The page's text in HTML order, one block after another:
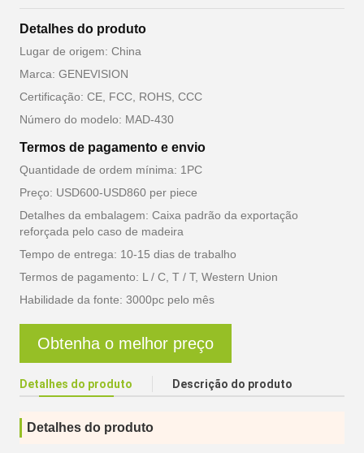
Detalhes do produto
Lugar de origem: China
Marca: GENEVISION
Certificação: CE, FCC, ROHS, CCC
Número do modelo: MAD-430
Termos de pagamento e envio
Quantidade de ordem mínima: 1PC
Preço: USD600-USD860 per piece
Detalhes da embalagem: Caixa padrão da exportação
reforçada pelo caso de madeira
Tempo de entrega: 10-15 dias de trabalho
Termos de pagamento: L / C, T / T, Western Union
Habilidade da fonte: 3000pc pelo mês
Obtenha o melhor preço
Detalhes do produto Descrição do produto
Detalhes do produto